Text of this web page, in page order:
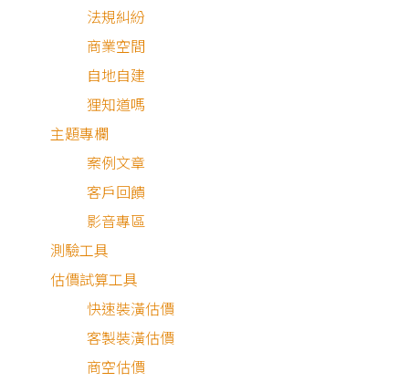
法規糾紛
商業空間
自地自建
狸知道嗎
主題專欄
案例文章
客戶回饋
影音專區
測驗工具
估價試算工具
快速裝潢估價
客製裝潢估價
商空估價
屋主需求與設計理念
這是一個四房兩廳的現代簡約設計宅，現代簡約風一直是不
流行的裝修風格，但這個案例的特別之處在於——設計師在
廳油漆跳色的部分使用了飽和的冷色系，讓空間大氣之中又
有一種內斂的溫馨感，是個相當吸睛且耐看的現代簡約設計
慢慢生活 輕輕走過